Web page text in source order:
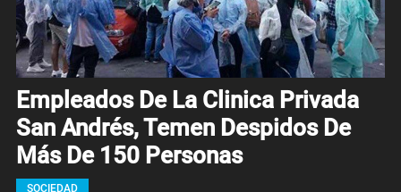
Empleados De La Clinica Privada
San Andrés, Temen Despidos De
Más De 150 Personas
SOCIEDAD